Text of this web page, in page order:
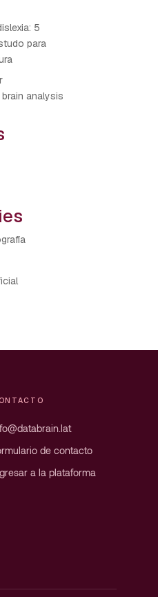
5
para
analysis
de contacto
a la plataforma